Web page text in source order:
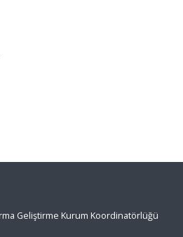
Geliştirme Kurum Koordinatörlüğü